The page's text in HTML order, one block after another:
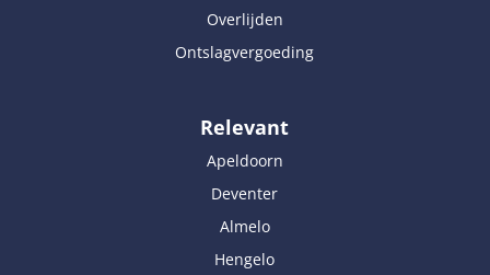
Overlijden
Ontslagvergoeding
Relevant
Apeldoorn
Deventer
Almelo
Hengelo